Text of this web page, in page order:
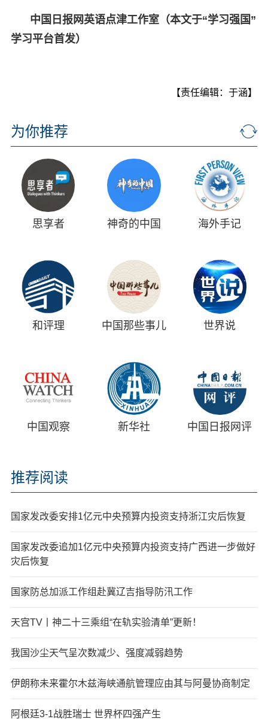
中国日报网英语点津工作室（本文于“学习强国”
学习平台首发）
【责任编辑：于涵】
为你推荐
思享者 神奇的中国 海外手记
和评理 中国那些事儿 世界说
中国观察 新华社 中国日报网评
推荐阅读
国家发改委安排1亿元中央预算内投资支持浙江灾后恢复
国家发改委追加1亿元中央预算内投资支持广西进一步做好
灾后恢复
国家防总加派工作组赴冀辽吉指导防汛工作
天宫TV丨神二十三乘组“在轨实验清单”更新！
我国沙尘天气呈次数减少、强度减弱趋势
伊朗称未来霍尔木兹海峡通航管理应由其与阿曼协商制定
阿根廷3-1战胜瑞士 世界杯四强产生